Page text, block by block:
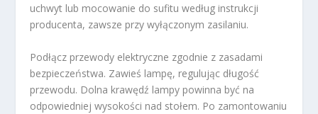
uchwyt lub mocowanie do sufitu według instrukcji
producenta, zawsze przy wyłączonym zasilaniu.
Podłącz przewody elektryczne zgodnie z zasadami
bezpieczeństwa. Zawieś lampę, regulując długość
przewodu. Dolna krawędź lampy powinna być na
odpowiedniej wysokości nad stołem. Po zamontowaniu